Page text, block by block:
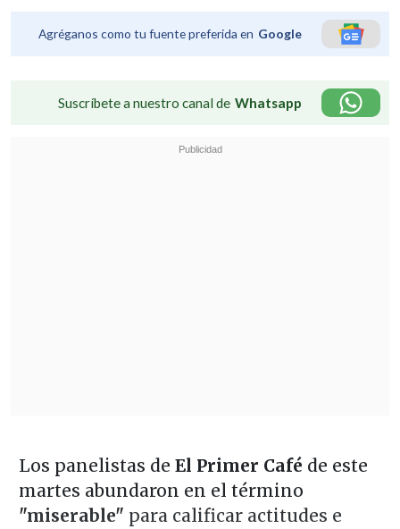
Agréganos como tu fuente preferida en Google
Suscríbete a nuestro canal de Whatsapp
Los panelistas de El Primer Café de este
martes abundaron en el término
"miserable" para calificar actitudes e